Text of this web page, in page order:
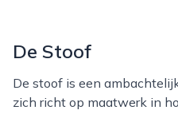
De Stoof
De stoof is een ambachtelijk bedrijf in rotterdam dat
zich richt op maatwerk in